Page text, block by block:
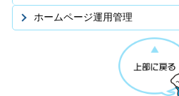
ホームページ運用管理